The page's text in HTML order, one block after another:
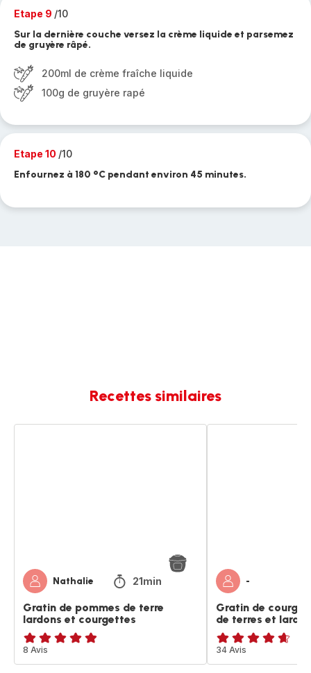
Etape 9 /10
Sur la dernière couche versez la crème liquide et parsemez
de gruyère râpé.
200ml de crème fraîche liquide
100g de gruyère rapé
Etape 10 /10
Enfournez à 180 °C pendant environ 45 minutes.
Recettes similaires
Nathalie 21min
Gratin de pommes de terre
lardons et courgettes
ratings.4.8
8 Avis
-
Gratin de
de terres et
ratings.4.6
34 Avis